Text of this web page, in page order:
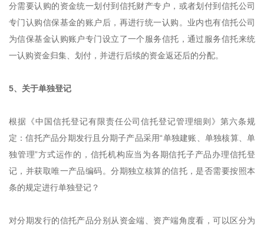
分需要认购的资金统一划付到信托财产专户，或者划付到信托公司
专门认购信保基金的账户后，再进行统一认购。业内也有信托公司
为信保基金认购账户专门设立了一个服务信托，通过服务信托来统
一认购资金归集、划付，并进行后续的资金返还后的分配。
5、关于单独登记
根据《中国信托登记有限责任公司信托登记管理细则》第六条规
定：信托产品分期发行且分期子产品采用“单独建账、单独核算、单
独管理”方式运作的，信托机构应当为各期信托子产品办理信托登
记，并获取唯一产品编码。分期独立核算的信托，是否需要按照本
条的规定进行单独登记？
对分期发行的信托产品分别从资金端、资产端角度看，可以区分为